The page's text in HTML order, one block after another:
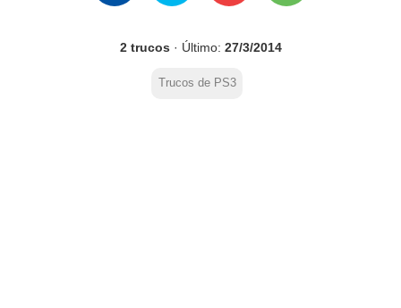
2 trucos · Último: 27/3/2014
Trucos de PS3